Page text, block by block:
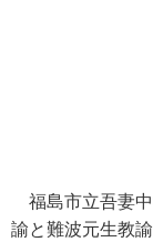
福島市立吾妻
諭と難波元生教